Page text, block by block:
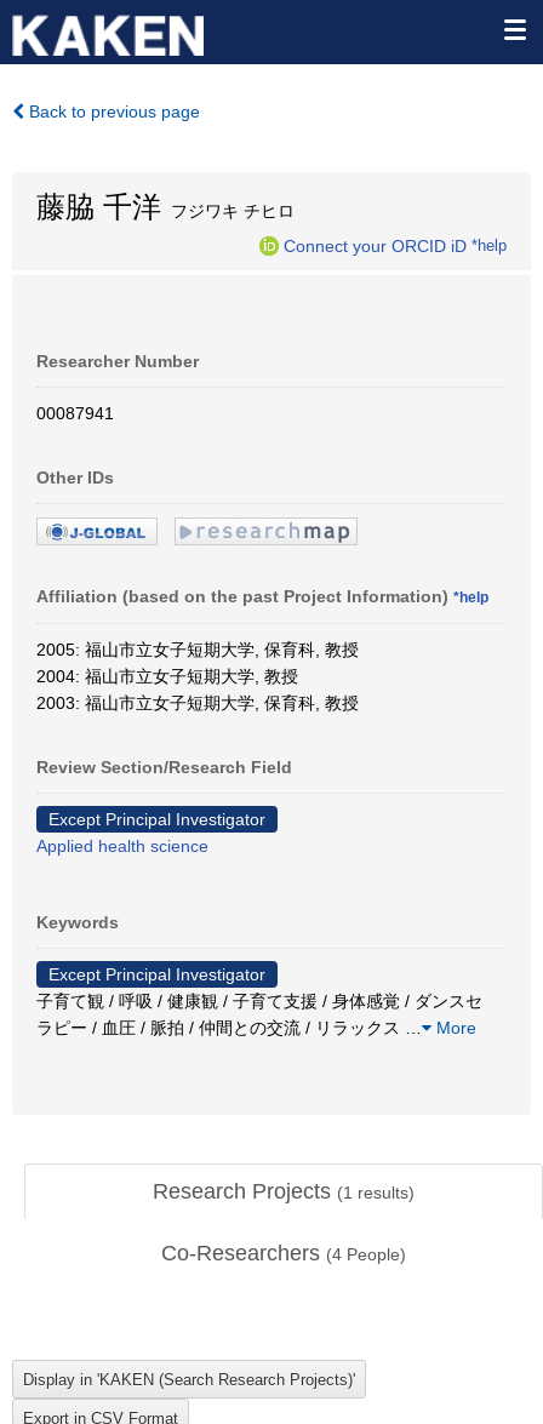
Back to previous page
藤脇 千洋 フジワキ チヒロ
Connect your ORCID iD *help
Researcher Number
00087941
Other IDs
Affiliation (based on the past Project Information) *help
2005: 福山市立女子短期大学, 保育科, 教授
2004: 福山市立女子短期大学, 教授
2003: 福山市立女子短期大学, 保育科, 教授
Review Section/Research Field
Except Principal Investigator
Applied health science
Keywords
Except Principal Investigator
子育て観 / 呼吸 / 健康観 / 子育て支援 / 身体感覚 / ダンスセ
ラピー / 血圧 / 脈拍 / 仲間との交流 / リラックス
More
Research Projects (1 results)
Co-Researchers (4 People)